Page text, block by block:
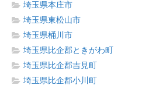
埼玉県本庄市
埼玉県東松山市
埼玉県桶川市
埼玉県比企郡ときがわ町
埼玉県比企郡吉見町
埼玉県比企郡小川町